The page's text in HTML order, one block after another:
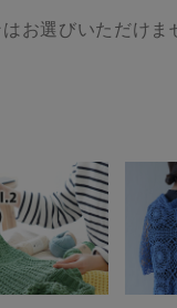
お選びいただけま